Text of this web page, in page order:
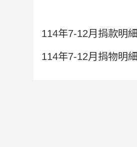
114年7-12月捐款明細
114年7-12月捐物明細